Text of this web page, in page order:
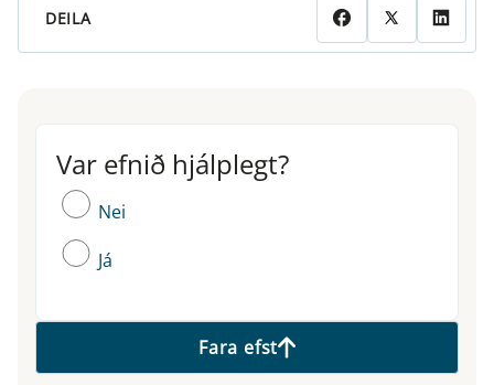
DEILA
Var efnið hjálplegt?
Var efnið hjálplegt?
Nei
Já
Fara efst